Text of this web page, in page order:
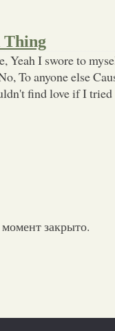
Thing
Yeah I swore to
To anyone else
find love if I tried
закрыто.